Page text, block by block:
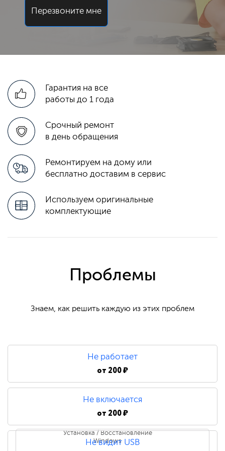
Перезвоните мне
Гарантия на все
работы до 1 года
Срочный ремонт
в день обращения
Ремонтируем на дому или
бесплатно доставим в сервис
Используем оригинальные
комплектующие
Проблемы
Знаем, как решить каждую из этих проблем
Не работает
от 200 ₽
Не включается
от 200 ₽
Установка / Восстановление
Windows
Не видит USB